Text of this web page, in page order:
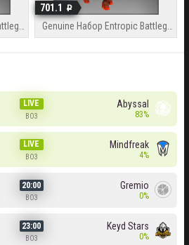
LIVE
BO3
Abyssal
83%
LIVE
BO3
Mindfreak
4%
20:00
BO3
Gremio
0%
23:00
BO3
Keyd Stars
0%
701.1